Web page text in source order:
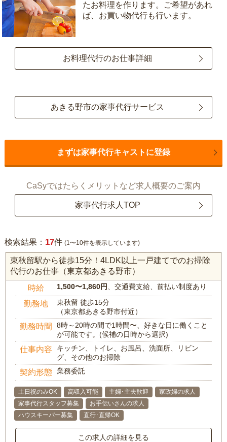
たお料理を作ります。ご希望があれ
ば、お買い物代行も行います。
お料理代行のお仕事詳細
あきる野市の家事代行サービス
まずは家事代行キャストに登録
CaSyではたらくメリットなど求人概要のご案内
家事代行求人TOP
検索結果： 17件 (1〜10件を表示しています)
東秋留駅から徒歩15分！4LDK以上一戸建てでのお掃除
代行のお仕事（東京都あきる野市）
時給 1,500〜1,860円 、交通費支給、前払い制度あり
勤務地
東秋留 徒歩15分
（東京都あきる野市付近）
勤務時間
8時～20時の間で1時間〜、好きな日に働くこと
が可能です。(候補の日時から選択)
仕事内容
キッチン、トイレ、お風呂、洗面所、リビン
グ、その他のお掃除
契約形態 業務委託
土日祝のみOK 高収入可能 主婦･主夫歓迎
家政婦の求人
家事代行スタッフ募集
お手伝いさんの求人
ハウスキーパー募集
直行･直帰OK
この求人の詳細を見る